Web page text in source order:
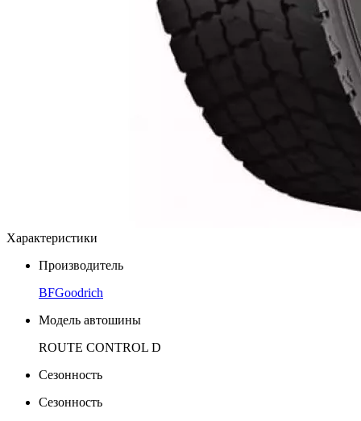
Характеристики
Производитель
BFGoodrich
Модель автошины
ROUTE CONTROL D
Сезонность
Сезонность